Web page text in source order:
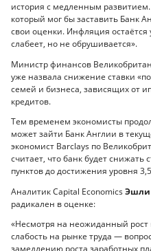
история с медленным
который мог бы заставить Банк
свои оценки. Инфляция остаётся
слабеет, но не обрушивается».
Министр финансов
уже назвала снижение ставки
семей и бизнеса, зависящих от
кредитов.
Тем временем экономисты
может зайти Банк Англии в
экономист Barclays по
считает, что банк будет снижать
пунктов до достижения уровня
Аналитик Capital EconomicsЭшли
радикален в оценке:
«Несмотря на неожиданный
слабость на рынке труда —
замедлению роста заработных